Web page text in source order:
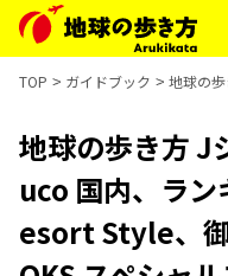
TOP ガイドブック 地球の
地球の歩き方 J
uco 国内、ラ
esort Style、